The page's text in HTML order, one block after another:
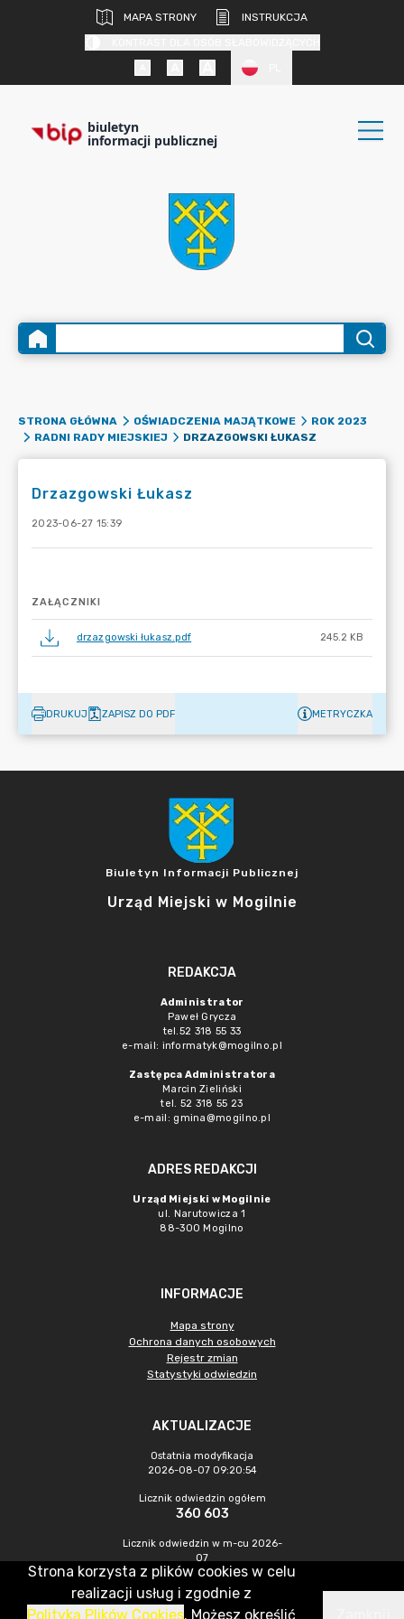
MAPA STRONY
INSTRUKCJA
biuletyn
informacji publicznej
STRONA GŁÓWNA OŚWIADCZENIA MAJĄTKOWE
ROK 2023
RADNI RADY MIEJSKIEJ
DRZAZGOWSKI ŁUKASZ
Drzazgowski Łukasz
2023-06-27 15:39
ZAŁĄCZNIKI
drzazgowski łukasz.pdf 245.2 KB
DRUKUJ ZAPISZ DO PDF METRYCZKA
Biuletyn Informacji Publicznej
Urząd Miejski w Mogilnie
REDAKCJA
Administrator
Paweł Grycza
tel.52 318 55 33
e-mail: informatyk@mogilno.pl
Zastępca Administratora
Marcin Zieliński
tel. 52 318 55 23
e-mail: gmina@mogilno.pl
ADRES REDAKCJI
Urząd Miejski w Mogilnie
ul. Narutowicza 1
88-300 Mogilno
INFORMACJE
Mapa strony
Ochrona danych osobowych
Rejestr zmian
Statystyki odwiedzin
AKTUALIZACJE
Ostatnia modyfikacja
2026-08-07 09:20:54
Licznik odwiedzin ogółem
360 603
Licznik odwiedzin w m-cu 2026-
07
1 248
CMS & Hosting: Nefeni Sp. z o.o.
Strona korzysta z plików cookies w celu
realizacji usług i zgodnie z
Polityką Plików Cookies. Możesz określić